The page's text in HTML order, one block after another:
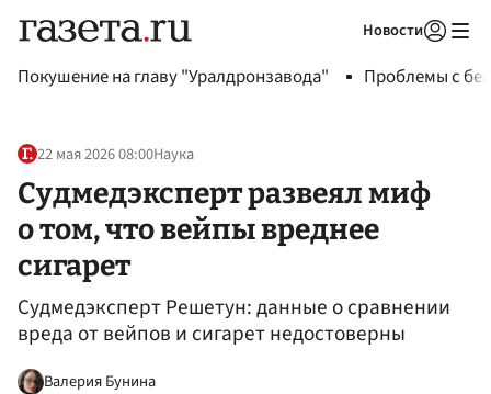
Новости
Покушение на главу "Уралдронзавода" Проблемы с
22 мая 2026 08:00Наука
Судмедэксперт развеял миф
о том, что вейпы вреднее
сигарет
Судмедэксперт Решетун: данные о сравнении
вреда от вейпов и сигарет недостоверны
Валерия Бунина